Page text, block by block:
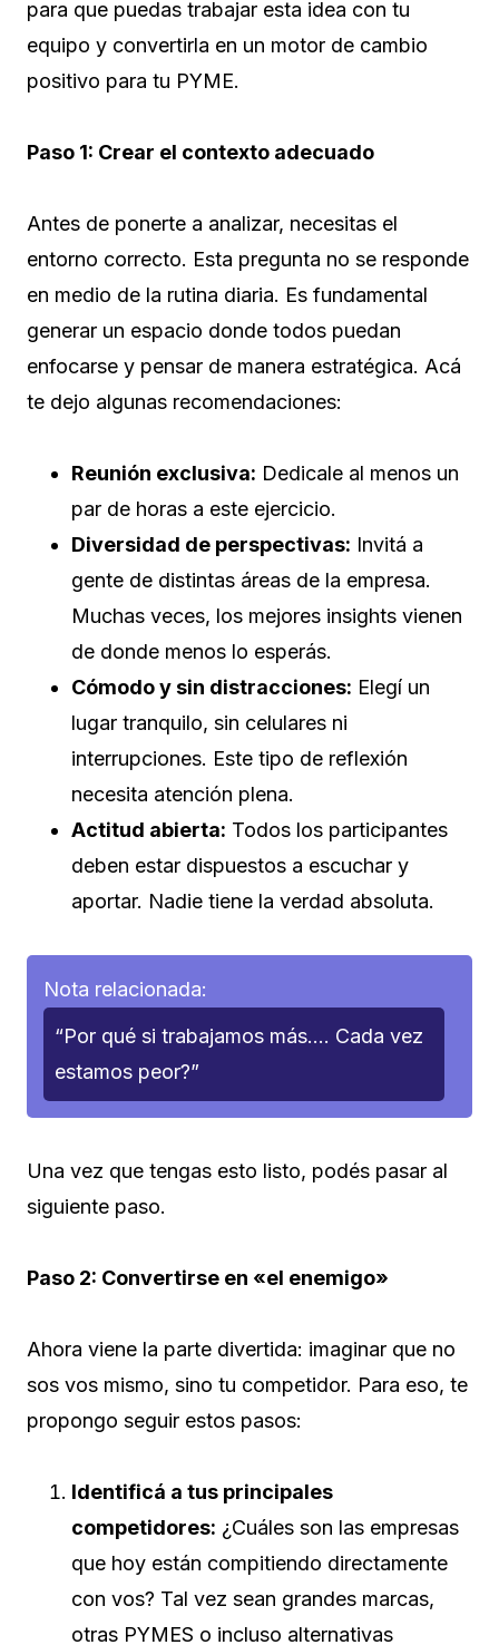
para que puedas trabajar esta idea con tu
equipo y convertirla en un motor de cambio
positivo para tu PYME.
Paso 1: Crear el contexto adecuado
Antes de ponerte a analizar, necesitas el
entorno correcto. Esta pregunta no se responde
en medio de la rutina diaria. Es fundamental
generar un espacio donde todos puedan
enfocarse y pensar de manera estratégica. Acá
te dejo algunas recomendaciones:
Reunión exclusiva: Dedicale al menos un
par de horas a este ejercicio.
Diversidad de perspectivas: Invitá a
gente de distintas áreas de la empresa.
Muchas veces, los mejores insights vienen
de donde menos lo esperás.
Cómodo y sin distracciones: Elegí un
lugar tranquilo, sin celulares ni
interrupciones. Este tipo de reflexión
necesita atención plena.
Actitud abierta: Todos los participantes
deben estar dispuestos a escuchar y
aportar. Nadie tiene la verdad absoluta.
Nota relacionada:
“Por qué si trabajamos más…. Cada vez
estamos peor?”
Una vez que tengas esto listo, podés pasar al
siguiente paso.
Paso 2: Convertirse en «el enemigo»
Ahora viene la parte divertida: imaginar que no
sos vos mismo, sino tu competidor. Para eso, te
propongo seguir estos pasos:
Identificá a tus principales
competidores: ¿Cuáles son las empresas
que hoy están compitiendo directamente
con vos? Tal vez sean grandes marcas,
otras PYMES o incluso alternativas